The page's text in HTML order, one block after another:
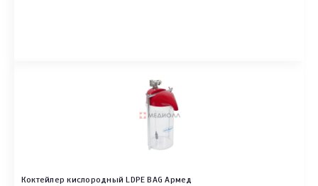
Коктейлер кислородный LDPE BAG Армед